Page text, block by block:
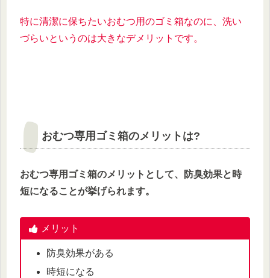
特に清潔に保ちたいおむつ用のゴミ箱なのに、洗い
づらいというのは大きなデメリットです。
おむつ専用ゴミ箱のメリットは?
おむつ専用ゴミ箱のメリットとして、防臭効果と時
短になることが挙げられます。
メリット
防臭効果がある
時短になる